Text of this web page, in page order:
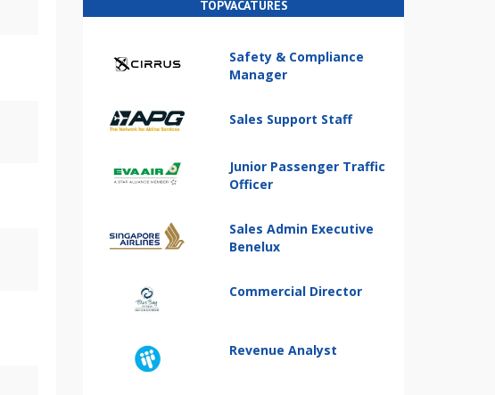
TOPVACATURES
Safety & Compliance
Manager
Sales Support Staff
Junior Passenger Traffic
Officer
Sales Admin Executive
Benelux
Commercial Director
Revenue Analyst